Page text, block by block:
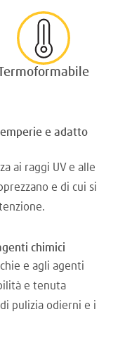
Termoformabile
e adatto
ai raggi UV e alle
e di cui si
chimici
e agli agenti
e tenuta
pulizia odierni e i